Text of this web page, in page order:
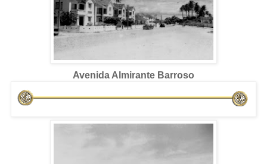
Avenida Almirante Barroso